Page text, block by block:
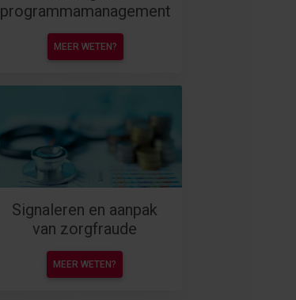
programmamanagement
MEER WETEN?
Signaleren en aanpak
van zorgfraude
MEER WETEN?